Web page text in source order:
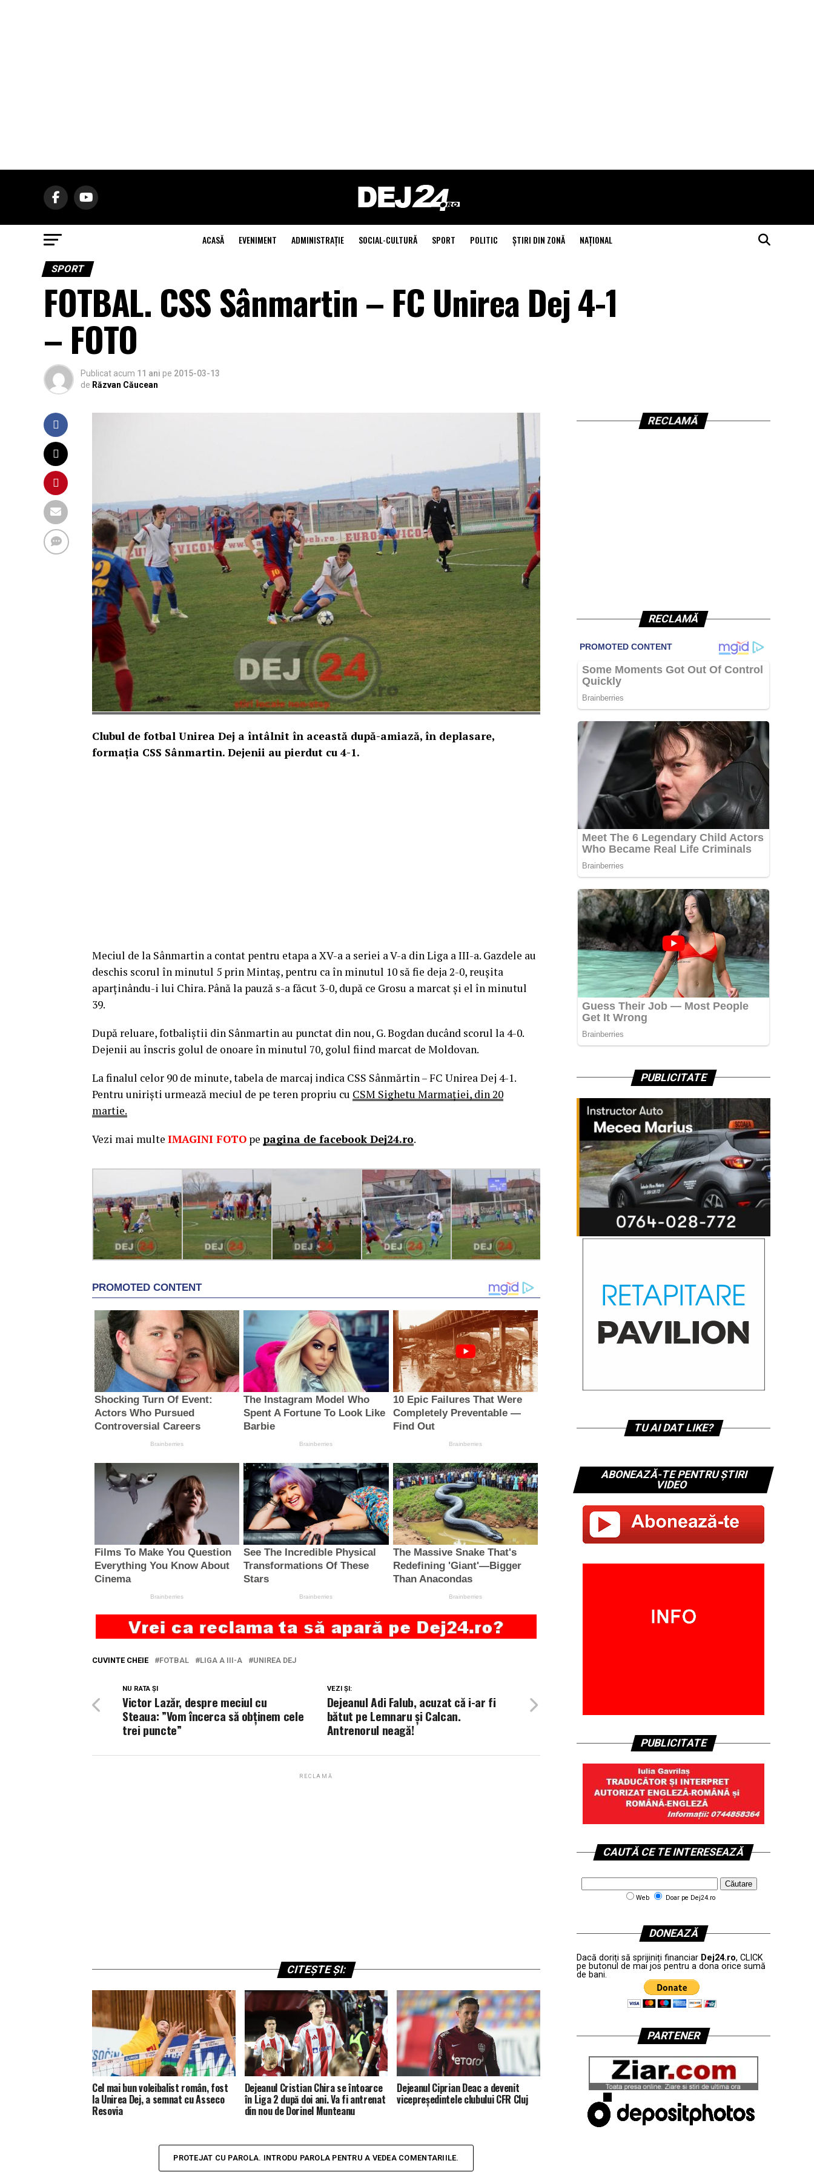
ACASĂ EVENIMENT ADMINISTRAŢIE SOCIAL-CULTURĂ SPORT POLITIC ŞTIRI DIN ZONĂ NAŢIONAL
SPORT
FOTBAL. CSS Sânmartin – FC Unirea Dej 4-1
– FOTO
Publicat acum 11 ani pe 2015-03-13
de Răzvan Căucean
Clubul de fotbal Unirea Dej a întâlnit în această după-amiază, în deplasare,
formația CSS Sânmartin. Dejenii au pierdut cu 4-1.
Meciul de la Sânmartin a contat pentru etapa a XV-a a seriei a V-a din Liga a III-a. Gazdele au
deschis scorul în minutul 5 prin Mintaș, pentru ca în minutul 10 să fie deja 2-0, reușita
aparținându-i lui Chira. Până la pauză s-a făcut 3-0, după ce Grosu a marcat și el în minutul
39.
După reluare, fotbaliștii din Sânmartin au punctat din nou, G. Bogdan ducând scorul la 4-0.
Dejenii au înscris golul de onoare în minutul 70, golul fiind marcat de Moldovan.
La finalul celor 90 de minute, tabela de marcaj indica CSS Sânmărtin – FC Unirea Dej 4-1.
Pentru uniriști urmează meciul de pe teren propriu cu CSM Sighetu Marmaţiei, din 20
martie.
Vezi mai multe IMAGINI FOTO pe pagina de facebook Dej24.ro.
CUVINTE CHEIE FOTBAL LIGA A III-A UNIREA DEJ
VEZI ȘI:
Dejeanul Adi Falub, acuzat că i-ar fi
bătut pe Lemnaru și Calcan.
Antrenorul neagă!
NU RATA ȘI
Victor Lazăr, despre meciul cu
Steaua: ”Vom încerca să obținem cele
trei puncte”
RECLAMĂ
CITEȘTE ȘI:
Cel mai bun voleibalist român, fost
la Unirea Dej, a semnat cu Asseco
Resovia
Dejeanul Cristian Chira se întoarce
în Liga 2 după doi ani. Va fi antrenat
din nou de Dorinel Munteanu
Dejeanul Ciprian Deac a devenit
vicepreşedintele clubului CFR Cluj
PROTEJAT CU PAROLA. INTRODU PAROLA PENTRU A VEDEA COMENTARIILE.
RECLAMĂ
RECLAMĂ
PUBLICITATE
TU AI DAT LIKE?
ABONEAZĂ-TE PENTRU ȘTIRI
VIDEO
PUBLICITATE
CAUTĂ CE TE INTERESEAZĂ
Web Doar pe Dej24.ro
DONEAZĂ
Dacă doriți să sprijiniți financiar Dej24.ro, CLICK
pe butonul de mai jos pentru a dona orice sumă
de bani.
PARTENER